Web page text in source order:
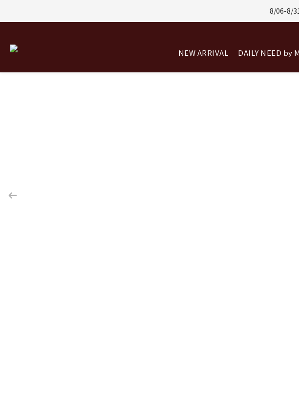
8/01-8/31 | 任選2件CUBOX正
8/06-8/
8/01-8/31 | 任選2件CUBOX正
NEW ARRIVAL DAILY NEED by M